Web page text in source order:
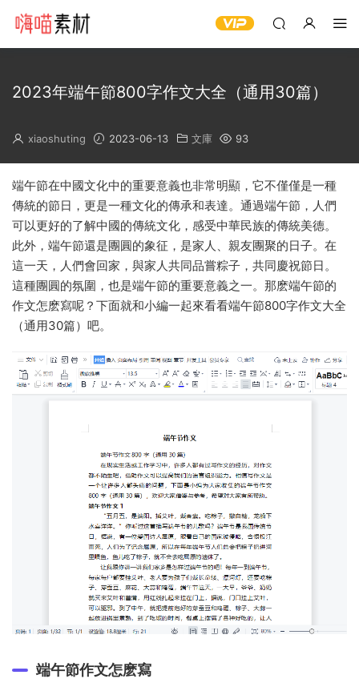
2023年端午節800字作文大全（通用30篇）
xiaoshuting 2023-06-13 文庫 93
端午節在中國文化中的重要意義也非常明顯，它不僅僅是一種
傳統的節日，更是一種文化的傳承和表達。通過端午節，人們
可以更好的了解中國的傳統文化，感受中華民族的傳統美德。
此外，端午節還是團圓的象征，是家人、親友團聚的日子。在
這一天，人們會回家，與家人共同品嘗粽子，共同慶祝節日。
這種團圓的氛圍，也是端午節的重要意義之一。那麽端午節的
作文怎麽寫呢？下面就和小編一起來看看端午節800字作文大全
（通用30篇）吧。
端午節作文怎麽寫